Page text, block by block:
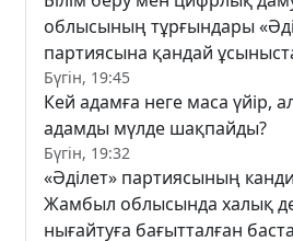
облысының тұрғындары
партиясына қандай
Бүгін, 19:45
Кей адамға неге маса үйір,
адамды мүлде шақпайды?
Бүгін, 19:32
«Әділет» партиясының
Жамбыл облысында халық
нығайтуға бағытталған